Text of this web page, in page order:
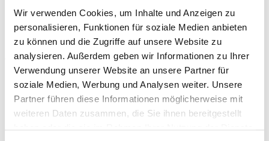
Wir verwenden Cookies, um Inhalte und Anzeigen zu
personalisieren, Funktionen für soziale Medien anbieten
zu können und die Zugriffe auf unsere Website zu
analysieren. Außerdem geben wir Informationen zu Ihrer
Verwendung unserer Website an unsere Partner für
soziale Medien, Werbung und Analysen weiter. Unsere
Partner führen diese Informationen möglicherweise mit
weiteren Daten zusammen, die Sie ihnen bereitgestellt
haben oder die sie im Rahmen Ihrer Nutzung der Dienste
Beschreibungstext immer etwas zu variieren!
Schlussbemerkungen
Gerade zum Beginn des Linkbuilding /
Linkaufbau eignen sich Webkataloge sehr gut!!!
Sie sollten es jedoch nicht übertreiben. Tragen
Sie sich nur in Webkataloge ein die kostenlos